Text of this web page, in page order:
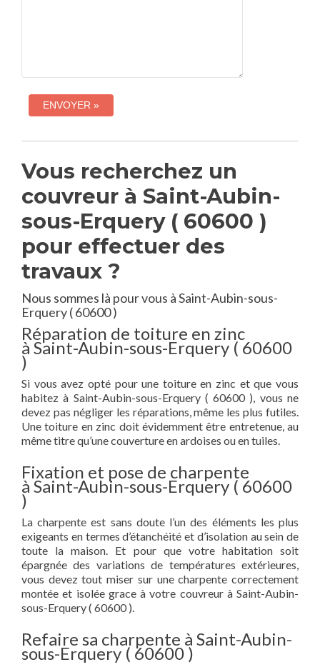
Vous recherchez un
couvreur à Saint-Aubin-
sous-Erquery ( 60600 )
pour effectuer des
travaux ?
Nous sommes là pour vous à Saint-Aubin-sous-
Erquery ( 60600 )
Réparation de toiture en zinc
à Saint-Aubin-sous-Erquery ( 60600
)
Si vous avez opté pour une toiture en zinc et que vous
habitez à Saint-Aubin-sous-Erquery ( 60600 ), vous ne
devez pas négliger les réparations, même les plus futiles.
Une toiture en zinc doit évidemment être entretenue, au
même titre qu’une couverture en ardoises ou en tuiles.
Fixation et pose de charpente
à Saint-Aubin-sous-Erquery ( 60600
)
La charpente est sans doute l’un des éléments les plus
exigeants en termes d’étanchéité et d’isolation au sein de
toute la maison. Et pour que votre habitation soit
épargnée des variations de températures extérieures,
vous devez tout miser sur une charpente correctement
montée et isolée grace à votre couvreur à Saint-Aubin-
sous-Erquery ( 60600 ).
Refaire sa charpente à Saint-Aubin-
sous-Erquery ( 60600 )